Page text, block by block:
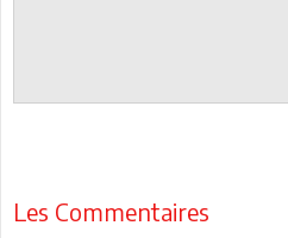
Les Commentaires